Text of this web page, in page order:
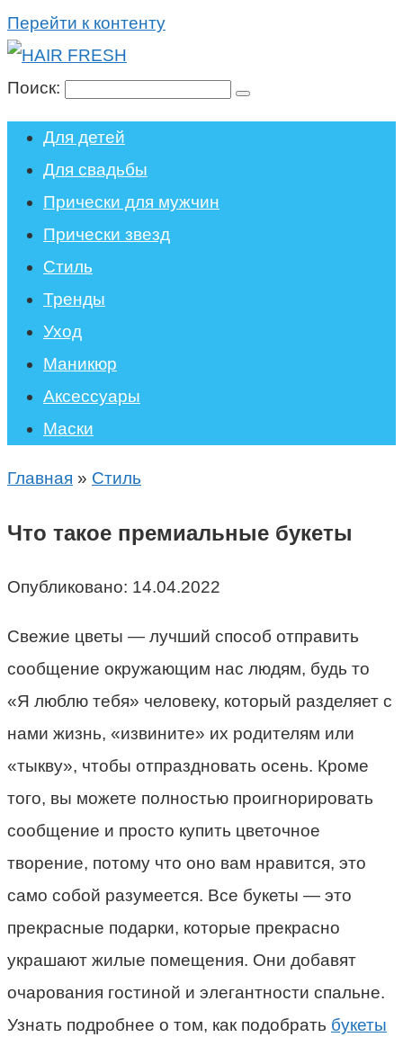
Перейти к контенту
Поиск:
Для детей
Для свадьбы
Прически для мужчин
Прически звезд
Стиль
Тренды
Уход
Маникюр
Аксессуары
Маски
Главная » Стиль
Что такое премиальные букеты
Опубликовано: 14.04.2022
Свежие цветы — лучший способ отправить
сообщение окружающим нас людям, будь то
«Я люблю тебя» человеку, который разделяет с
нами жизнь, «извините» их родителям или
«тыкву», чтобы отпраздновать осень. Кроме
того, вы можете полностью проигнорировать
сообщение и просто купить цветочное
творение, потому что оно вам нравится, это
само собой разумеется. Все букеты — это
прекрасные подарки, которые прекрасно
украшают жилые помещения. Они добавят
очарования гостиной и элегантности спальне.
Узнать подробнее о том, как подобрать букеты